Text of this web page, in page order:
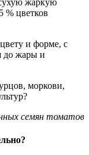
% цветков
и форме, с
до жары и
семян томатов